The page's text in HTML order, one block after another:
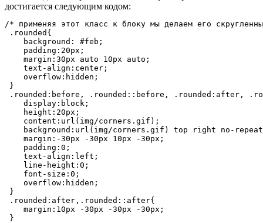
достигается следующим кодом:
/* применяя этот класс к блоку мы делаем его
.rounded{
    background: #feb;
    padding:20px;
    margin:30px auto 10px auto;
    text-align:center;
    overflow:hidden;
}
.rounded:before, .rounded::before, .rounded:after,
    display:block;
    height:20px;
    content:url(img/corners.gif);
background:url(img/corners.gif) top right no-
    margin:-30px -30px 10px -30px;
    padding:0;
    text-align:left;
    line-height:0;
    font-size:0;
    overflow:hidden;
}
.rounded:after,.rounded::after{
    margin:10px -30px -30px -30px;
}